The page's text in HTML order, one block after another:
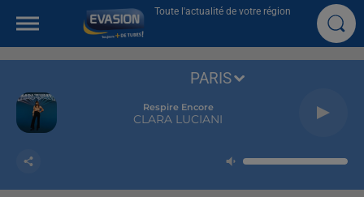
Toute l'actualité de votre région
Respire Encore
CLARA LUCIANI
PARIS